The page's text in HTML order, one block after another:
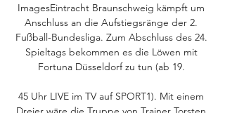
ImagesEintracht Braunschweig kämpft um
Anschluss an die Aufstiegsränge der 2.
Fußball-Bundesliga. Zum Abschluss des 24.
Spieltags bekommen es die Löwen mit
Fortuna Düsseldorf zu tun (ab 19.
45 Uhr LIVE im TV auf SPORT1). Mit einem